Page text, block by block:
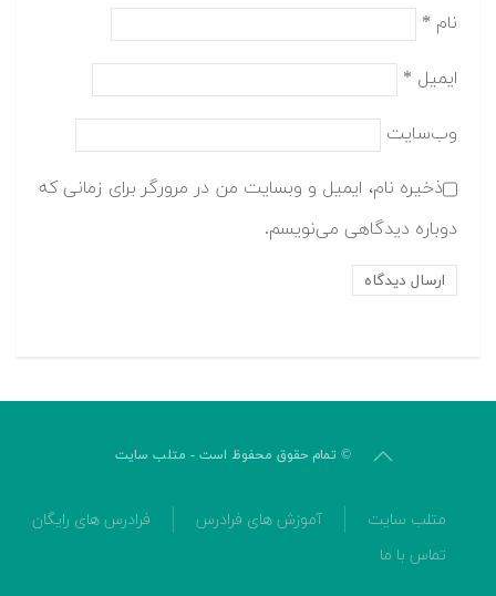
نام *
ایمیل *
وب‌سایت
ذخیره نام، ایمیل و وبسایت من در مرورگر برای زمانی که
دوباره دیدگاهی می‌نویسم.
© تمام حقوق محفوظ است - متلب سایت
متلب سایت آموزش های فرادرس
فرادرس های رایگان
تماس با ما